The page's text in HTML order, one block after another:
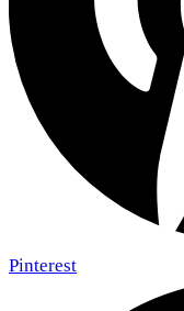
Pinterest